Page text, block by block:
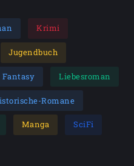
Krimi
Jugendbuch
Fantasy Liebesroman
Romane
Manga SciFi